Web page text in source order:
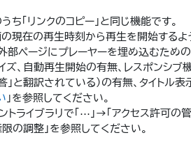
ち「リンクのコピー」と同じ機能です。
現在の再生時刻から再生を開始するよう
部ページにプレーヤーを埋め込むため
ズ、自動再生開始の有無、レスポンシ
」と翻訳されている）の有無、タイトル
」を参照してください。
トライブラリで「 ⋯ 」→「アクセス許可の
限の調整」を参照してください。